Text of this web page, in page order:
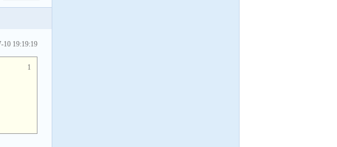
10 19:19:19
1